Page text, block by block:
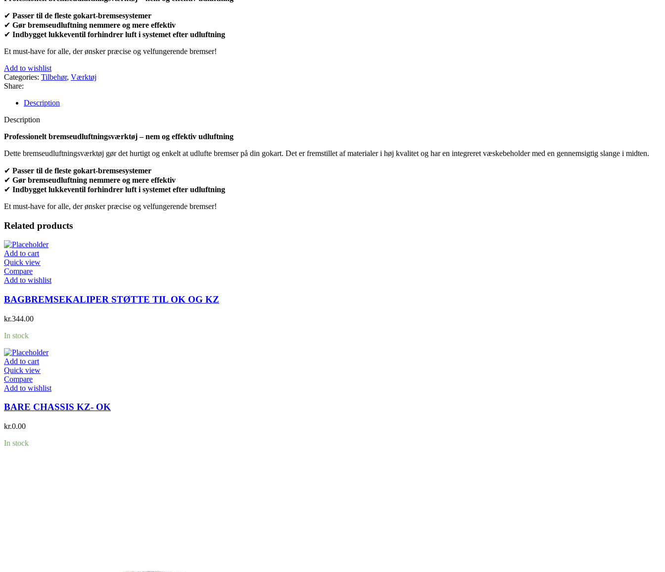
✔ Passer til de fleste gokart-bremsesystemer
✔ Gør bremseudluftning nemmere og mere effektiv
✔ Indbygget lukkeventil forhindrer luft i systemet efter udluftning
Et must-have for alle, der ønsker præcise og velfungerende bremser!
Add to wishlist
Categories: Tilbehør, Værktøj
Share:
Description
Description
Professionelt bremseudluftningsværktøj – nem og effektiv udluftning
Dette bremseudluftningsværktøj gør det hurtigt og enkelt at udlufte bremser på din gokart. Det er fremstillet af materialer i høj kvalitet og har en integreret væskebeholder med en gennemsigtig slange i midten.
✔ Passer til de fleste gokart-bremsesystemer
✔ Gør bremseudluftning nemmere og mere effektiv
✔ Indbygget lukkeventil forhindrer luft i systemet efter udluftning
Et must-have for alle, der ønsker præcise og velfungerende bremser!
Related products
Add to cart
Quick view
Compare
Add to wishlist
BAGBREMSEKALIPER STØTTE TIL OK OG KZ
kr.344.00
In stock
Add to cart
Quick view
Compare
Add to wishlist
BARE CHASSIS KZ- OK
kr.0.00
In stock